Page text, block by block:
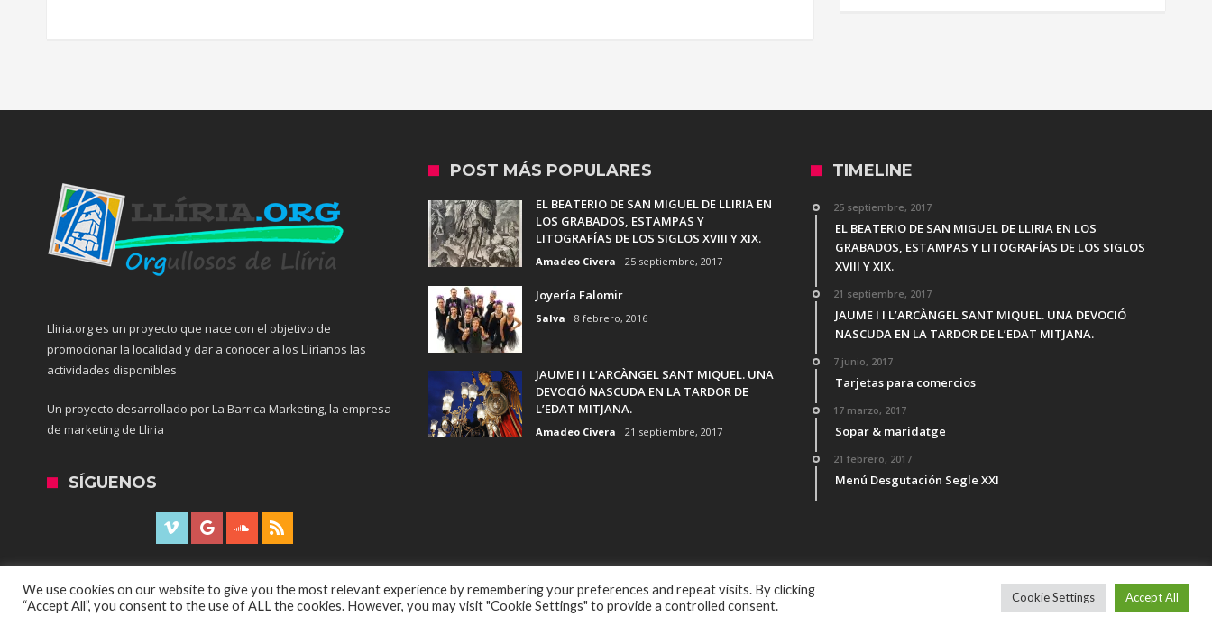
Lliria.org es un proyecto que nace con el objetivo de
promocionar la localidad y dar a conocer a los Llirianos las
actividades disponibles
Un proyecto desarrollado por La Barrica Marketing, la empresa
de marketing de Lliria
SÍGUENOS
POST MÁS POPULARES
EL BEATERIO DE SAN MIGUEL DE LLIRIA EN
LOS GRABADOS, ESTAMPAS Y
LITOGRAFÍAS DE LOS SIGLOS XVIII Y XIX.
Amadeo Civera 25 septiembre, 2017
Joyería Falomir
Salva 8 febrero, 2016
JAUME I I L’ARCÀNGEL SANT MIQUEL. UNA
DEVOCIÓ NASCUDA EN LA TARDOR DE
L’EDAT MITJANA.
Amadeo Civera 21 septiembre, 2017
TIMELINE
25 septiembre, 2017
EL BEATERIO DE SAN MIGUEL DE LLIRIA EN LOS
GRABADOS, ESTAMPAS Y LITOGRAFÍAS DE LOS SIGLOS
XVIII Y XIX.
21 septiembre, 2017
JAUME I I L’ARCÀNGEL SANT MIQUEL. UNA DEVOCIÓ
NASCUDA EN LA TARDOR DE L’EDAT MITJANA.
7 junio, 2017
Tarjetas para comercios
17 marzo, 2017
Sopar & maridatge
21 febrero, 2017
Menú Desgutación Segle XXI
© Copyright 2016, Todos los derechos reservados por All Rights Reserved Powered byLa Barrica Marketing
We use cookies on our website to give you the most relevant experience by remembering your preferences and repeat visits. By clicking
“Accept All”, you consent to the use of ALL the cookies. However, you may visit "Cookie Settings" to provide a controlled consent.
Cookie Settings Accept All